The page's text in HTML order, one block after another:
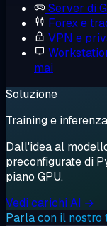
Server di
Forex e
VPN e
mai
Soluzione
Training e
Dall'idea al
preconfigurate di
piano GPU.
Vedi carichi AI →
Parla con il nostro